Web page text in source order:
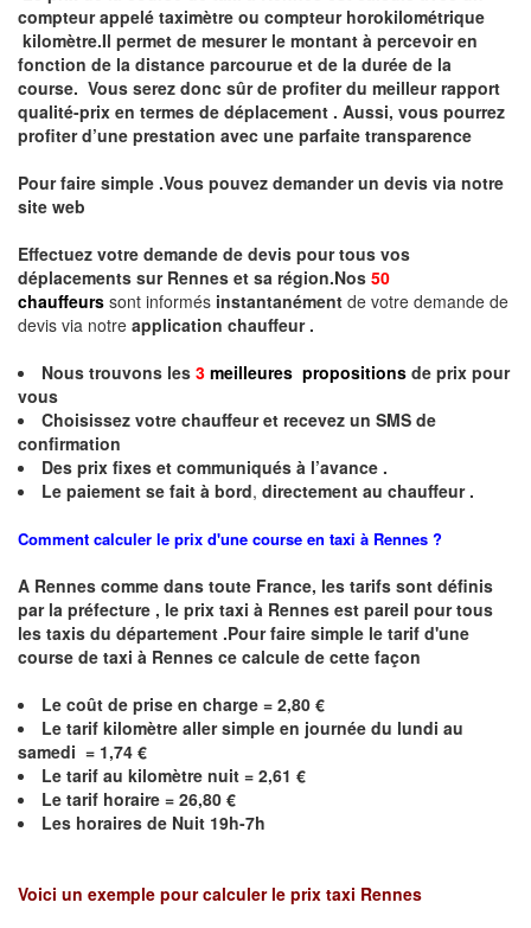
compteurappelé taximètre ou compteur horokilométrique
kilomètre.Il permet de mesurer le montant à percevoir en
fonction de la distance parcourue et de la durée de la
course. Vous serez donc sûr de profiter du meilleur rapport
qualité-prix en termes de déplacement . Aussi, vous pourrez
profiter d’une prestation avec une parfaite transparence
Pour faire simple .Vous pouvez demander un devis via notre
site web
Effectuez votre demande de devis pour tous vos
déplacements sur Rennes et sa région.Nos 50
chauffeurs sont informés instantanément de votre demande de
devis via notre application chauffeur .
Nous trouvons les 3 meilleures propositions de prix pour
vous
Choisissez votre chauffeur et recevez un SMS de
confirmation
Des prix fixes et communiqués à l’avance .
Le paiement se fait à bord, directement au chauffeur .
Comment calculer le prix d'une course en taxi à Rennes ?
A Rennes comme dans toute France, les tarifs sont définis
par la préfecture , le prix taxi à Rennes est pareil pour tous
les taxis du département .Pour faire simple le tarif d'une
course de taxi à Rennes ce calcule de cette façon
Le coût de prise en charge = 2,80 €
Le tarif kilomètre aller simple en journée du lundi au
samedi = 1,74 €
Le tarif au kilomètre nuit = 2,61 €
Le tarif horaire = 26,80 €
Les horaires de Nuit 19h-7h
Voici un exemple pour calculer le prix taxi Rennes